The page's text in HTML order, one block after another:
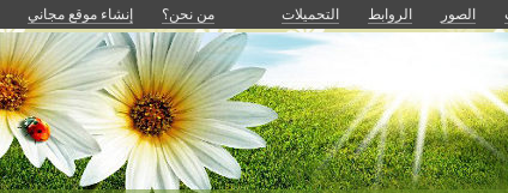
الصور الروابط التحميلات من نحن؟ إنشاء موقع مجاني